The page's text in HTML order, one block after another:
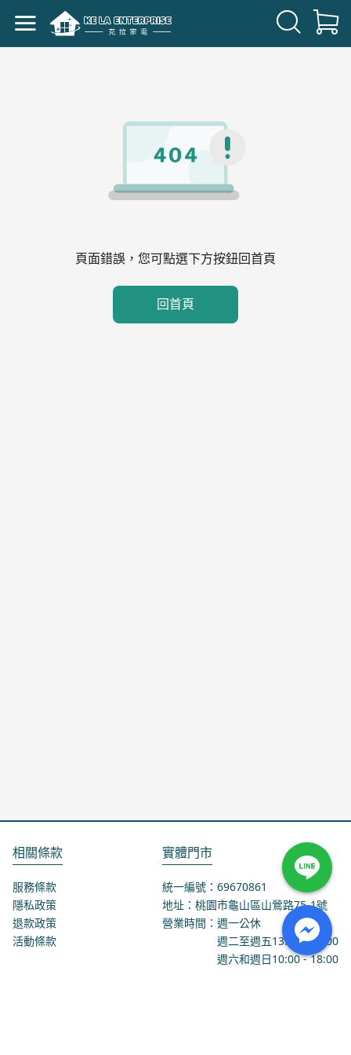
頁面錯誤，您可點選下方按鈕回首頁
回首頁
相關條款
服務條款
隱私政策
退款政策
活動條款
實體門市
統一編號：69670861
地址：桃園市龜山區山鶯路75-1號
營業時間：週一公休
週二至週五13:00 - 18:00
週六和週日10:00 - 18:00